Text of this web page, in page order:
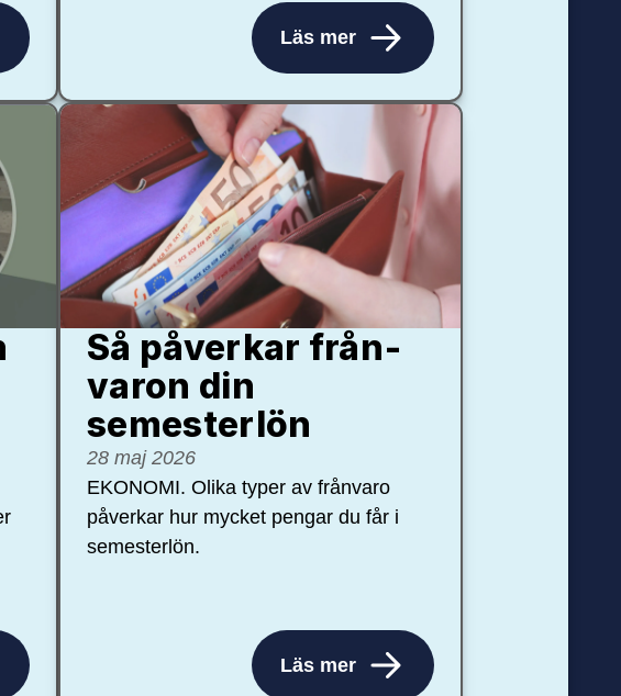
Läs mer
Så påverkar från­
varon din
semester­lön
28 maj 2026
EKONOMI. Olika typer av frånvaro
påverkar hur mycket pengar du får i
semesterlön.
Läs mer